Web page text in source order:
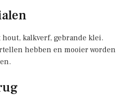
kalkverf, gebrande klei.
hebben en mooier worden